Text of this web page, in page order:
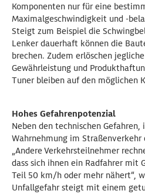
Komponenten nur für eine
Maximalgeschwindigkeit und -
Steigt zum Beispiel die
Lenker dauerhaft können die
brechen. Zudem erlöschen
Gewährleistung und
Tuner bleiben auf den möglichen
Hohes Gefahrenpotenzial
Neben den technischen
Wahrnehmung im
„Andere Verkehrsteilnehmer
dass sich ihnen ein Radfahrer mit
Teil 50 km/h oder mehr nähert“,
Unfallgefahr steigt mit einem